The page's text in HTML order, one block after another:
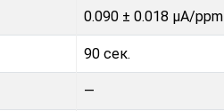
0.090 ± 0.018 μA/ppm
90 сек.
—